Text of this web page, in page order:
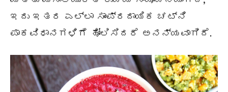
ಇದು ಇತರ ಎಲ್ಲಾ ಸಾಂಪ್ರದಾಯಿಕ ಚಟ್ನಿ
ಪಾಕವಿಧಾನಗಳಿಗೆ ಹೋಲಿಸಿದರೆ ಅನನ್ಯವಾಗಿದೆ.